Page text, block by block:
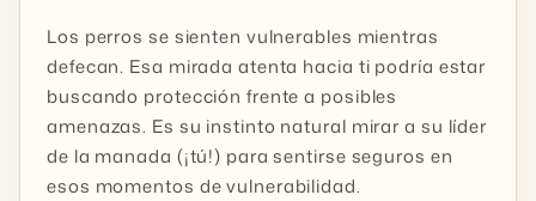
Los perros se sienten vulnerables mientras
defecan. Esa mirada atenta hacia ti podría estar
buscando protección frente a posibles
amenazas. Es su instinto natural mirar a su líder
de la manada (¡tú!) para sentirse seguros en
esos momentos de vulnerabilidad.